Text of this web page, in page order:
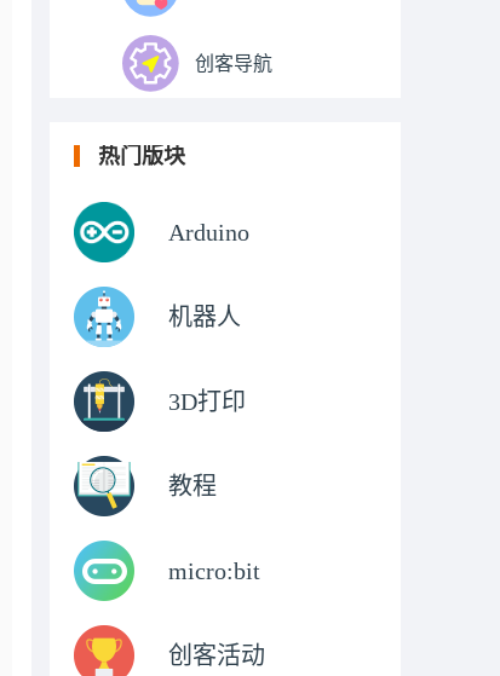
创客导航
热门版块
Arduino
机器人
3D打印
教程
micro:bit
创客活动